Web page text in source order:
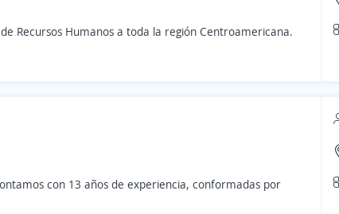
Recursos Humanos a toda la región Centroamericana.
con 13 años de experiencia, conformadas por